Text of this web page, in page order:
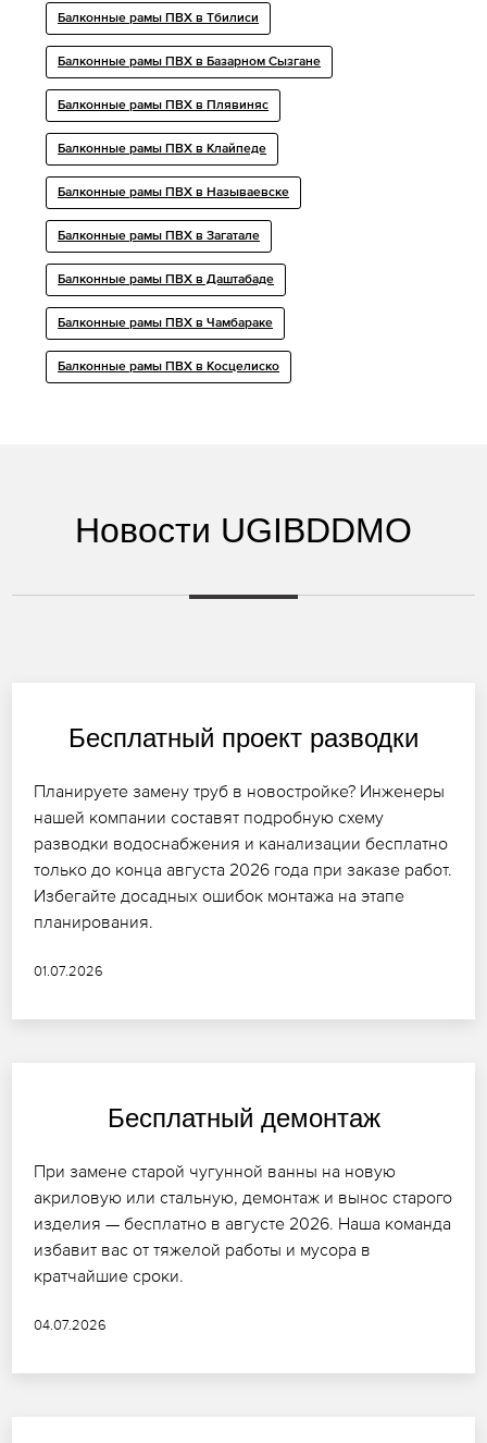
Балконные рамы ПВХ в Тбилиси
Балконные рамы ПВХ в Базарном Сызгане
Балконные рамы ПВХ в Плявиняс
Балконные рамы ПВХ в Клайпеде
Балконные рамы ПВХ в Называевске
Балконные рамы ПВХ в Загатале
Балконные рамы ПВХ в Даштабаде
Балконные рамы ПВХ в Чамбараке
Балконные рамы ПВХ в Косцелиско
Новости UGIBDDMO
Бесплатный проект разводки
Планируете замену труб в новостройке? Инженеры
нашей компании составят подробную схему
разводки водоснабжения и канализации бесплатно
только до конца августа 2026 года при заказе работ.
Избегайте досадных ошибок монтажа на этапе
планирования.
01.07.2026
Бесплатный демонтаж
При замене старой чугунной ванны на новую
акриловую или стальную, демонтаж и вынос старого
изделия — бесплатно в августе 2026. Наша команда
избавит вас от тяжелой работы и мусора в
кратчайшие сроки.
04.07.2026